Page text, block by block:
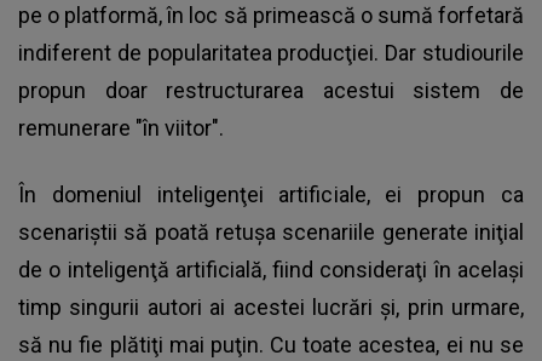
pe o platformă, în loc să primească o sumă forfetară
indiferent de popularitatea producţiei. Dar studiourile
propun doar restructurarea acestui sistem de
remunerare "în viitor".
În domeniul inteligenţei artificiale, ei propun ca
scenariştii să poată retuşa scenariile generate iniţial
de o inteligenţă artificială, fiind consideraţi în acelaşi
timp singurii autori ai acestei lucrări şi, prin urmare,
să nu fie plătiţi mai puţin. Cu toate acestea, ei nu se